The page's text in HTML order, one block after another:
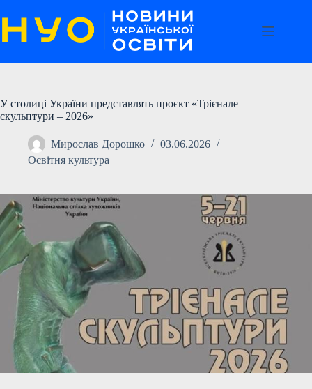
до
вмісту
У столиці України представлять проєкт «Трієнале
скульптури – 2026»
Мирослав Дорошко
03.06.2026
Освітня культура